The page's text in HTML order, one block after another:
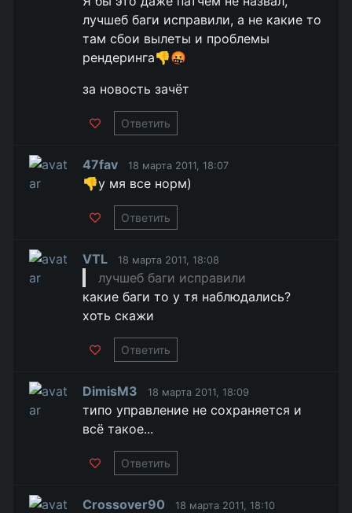
лучшеб баги исправили, а не какие то
там сбои вылеты и проблемы
рендеринга👎🤬
за новость зачёт
Ответить
47fav 18 марта 2011, 18:07
👎у мя все норм)
Ответить
VTL 18 марта 2011, 18:08
лучшеб баги исправили
какие баги то у тя наблюдались?
хоть скажи
Ответить
DimisM3 18 марта 2011, 18:09
типо управление не сохраняется и
всё такое...
Ответить
Crossover90 18 марта 2011, 18:10